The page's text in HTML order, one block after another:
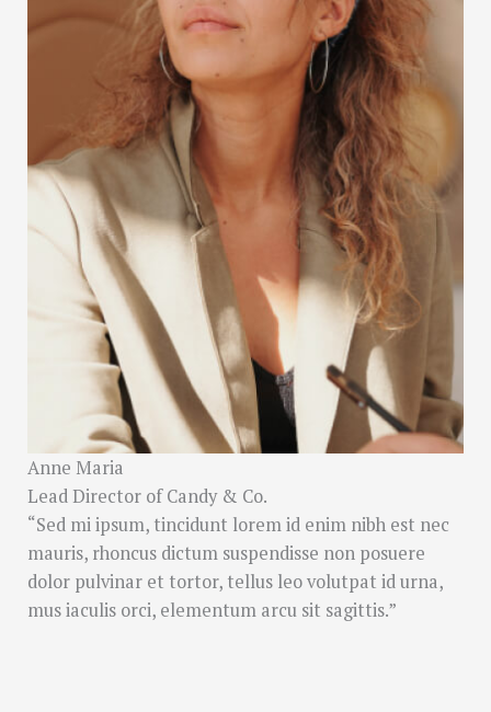
Anne Maria
Lead Director of Candy & Co.
“Sed mi ipsum, tincidunt lorem id enim nibh est nec
mauris, rhoncus dictum suspendisse non posuere
dolor pulvinar et tortor, tellus leo volutpat id urna,
mus iaculis orci, elementum arcu sit sagittis.”